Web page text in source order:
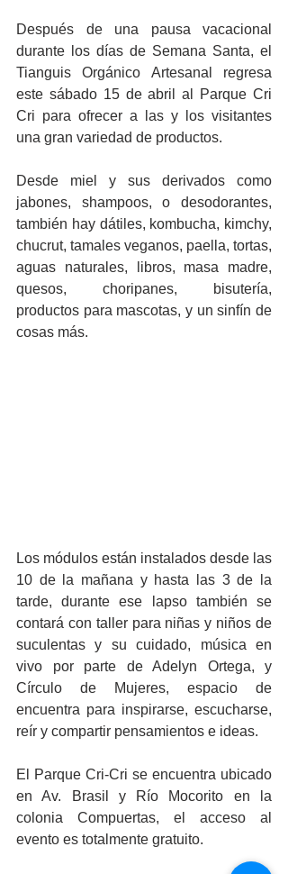
Después de una pausa vacacional
durante los días de Semana Santa, el
Tianguis Orgánico Artesanal regresa
este sábado 15 de abril al Parque Cri
Cri para ofrecer a las y los visitantes
una gran variedad de productos.
Desde miel y sus derivados como
jabones, shampoos, o desodorantes,
también hay dátiles, kombucha, kimchy,
chucrut, tamales veganos, paella, tortas,
aguas naturales, libros, masa madre,
quesos, choripanes, bisutería,
productos para mascotas, y un sinfín de
cosas más.
Los módulos están instalados desde las
10 de la mañana y hasta las 3 de la
tarde, durante ese lapso también se
contará con taller para niñas y niños de
suculentas y su cuidado, música en
vivo por parte de Adelyn Ortega, y
Círculo de Mujeres, espacio de
encuentra para inspirarse, escucharse,
reír y compartir pensamientos e ideas.
El Parque Cri-Cri se encuentra ubicado
en Av. Brasil y Río Mocorito en la
colonia Compuertas, el acceso al
evento es totalmente gratuito.